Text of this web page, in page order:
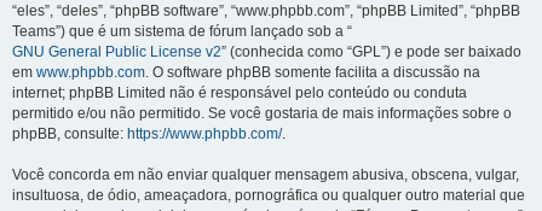
“eles”, “deles”, “phpBB software”, “www.phpbb.com”, “phpBB Limited”, “phpBB
Teams”) que é um sistema de fórum lançado sob a “
GNU General Public License v2” (conhecida como “GPL”) e pode ser baixado
em www.phpbb.com. O software phpBB somente facilita a discussão na
internet; phpBB Limited não é responsável pelo conteúdo ou conduta
permitido e/ou não permitido. Se você gostaria de mais informações sobre o
phpBB, consulte: https://www.phpbb.com/.
Você concorda em não enviar qualquer mensagem abusiva, obscena, vulgar,
insultuosa, de ódio, ameaçadora, pornográfica ou qualquer outro material que